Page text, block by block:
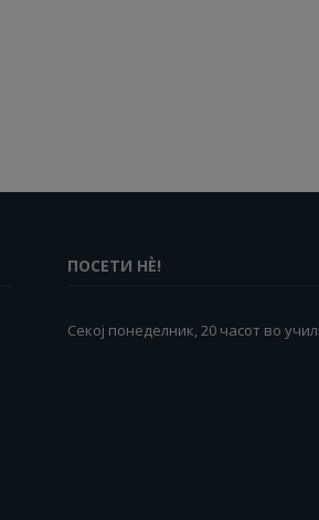
ПОСЕТИ НÈ!
Секој понеделник, 20 часот во